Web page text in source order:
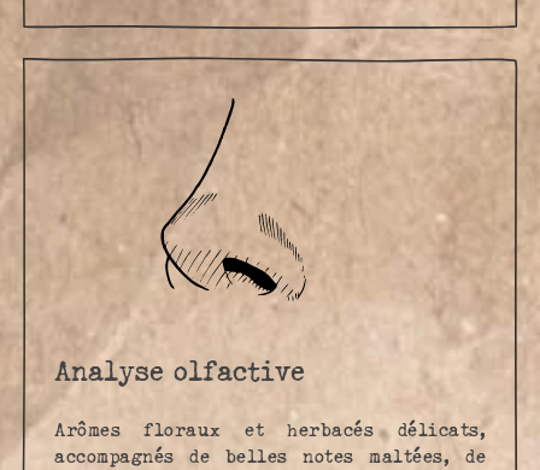
Analyse olfactive
Arômes floraux et herbacés délicats,
accompagnés de belles notes maltées, de